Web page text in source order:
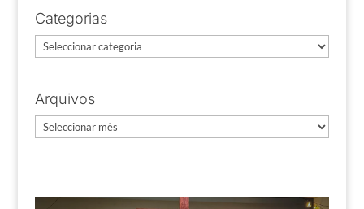
Categorias
Categorias
Arquivos
Arquivos